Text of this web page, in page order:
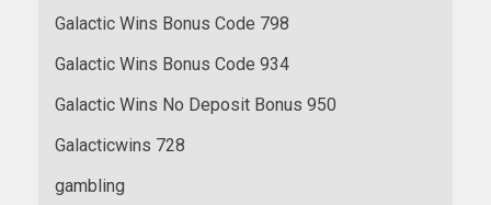
Galactic Wins Bonus Code 798
Galactic Wins Bonus Code 934
Galactic Wins No Deposit Bonus 950
Galacticwins 728
gambling